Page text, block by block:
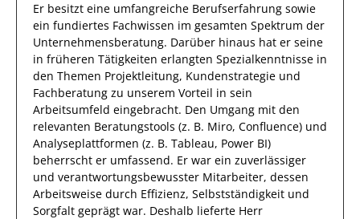
Er besitzt eine umfangreiche Berufserfahrung sowie
ein fundiertes Fachwissen im gesamten Spektrum der
Unternehmensberatung. Darüber hinaus hat er seine
in früheren Tätigkeiten erlangten Spezialkenntnisse in
den Themen Projektleitung, Kundenstrategie und
Fachberatung zu unserem Vorteil in sein
Arbeitsumfeld eingebracht. Den Umgang mit den
relevanten Beratungstools (z. B. Miro, Confluence) und
Analyseplattformen (z. B. Tableau, Power BI)
beherrscht er umfassend. Er war ein zuverlässiger
und verantwortungsbewusster Mitarbeiter, dessen
Arbeitsweise durch Effizienz, Selbstständigkeit und
Sorgfalt geprägt war. Deshalb lieferte Herr